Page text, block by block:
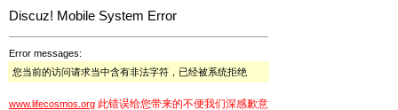
Discuz! Mobile System Error
Error messages:
您当前的访问请求当中含有非法字符，已经被系统拒绝
www.lifecosmos.org 此错误给您带来的不便我们深感歉意